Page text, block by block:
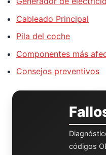
Cableado Principal
Pila del coche
Componentes más
Consejos preventivos
códigos